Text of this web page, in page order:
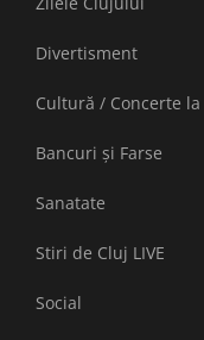
Divertisment
Cultură / Concerte la
Bancuri și Farse
Sanatate
Stiri de Cluj LIVE
Social